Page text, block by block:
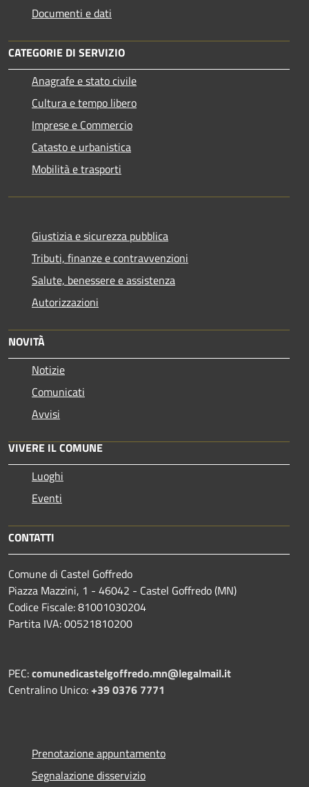
Documenti e dati
CATEGORIE DI SERVIZIO
Anagrafe e stato civile
Cultura e tempo libero
Imprese e Commercio
Catasto e urbanistica
Mobilità e trasporti
Giustizia e sicurezza pubblica
Tributi, finanze e contravvenzioni
Salute, benessere e assistenza
Autorizzazioni
NOVITÀ
Notizie
Comunicati
Avvisi
VIVERE IL COMUNE
Luoghi
Eventi
CONTATTI
Comune di Castel Goffredo
Piazza Mazzini, 1 - 46042 - Castel Goffredo (MN)
Codice Fiscale: 81001030204
Partita IVA: 00521810200
PEC:comunedicastelgoffredo.mn@legalmail.it
Centralino Unico:+39 0376 7771
Prenotazione appuntamento
Segnalazione disservizio